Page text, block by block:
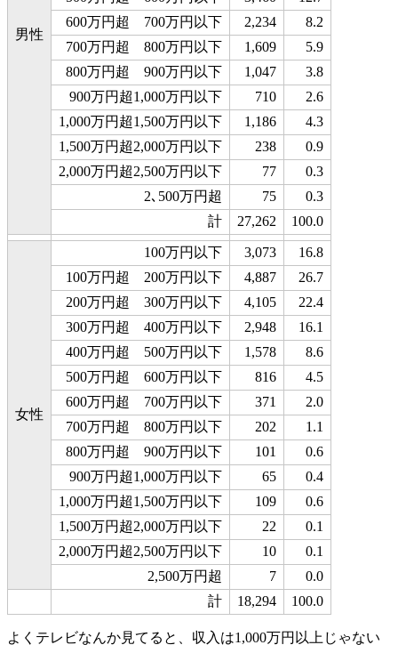
男性
600万円超 700万円以下
2,234
8.2
700万円超 800万円以下
1,609
5.9
800万円超 900万円以下
1,047
3.8
900万円超1,000万円以下
710
2.6
1,000万円超1,500万円以下
1,186
4.3
1,500万円超2,000万円以下
238
0.9
2,000万円超2,500万円以下
77
0.3
2､500万円超
75
0.3
計
27,262 100.0
女性
100万円以下 3,073
16.8
100万円超 200万円以下
4,887
26.7
200万円超 300万円以下
4,105
22.4
300万円超 400万円以下
2,948
16.1
400万円超 500万円以下
1,578
8.6
500万円超 600万円以下
816
4.5
600万円超 700万円以下
371
2.0
700万円超 800万円以下
202
1.1
800万円超 900万円以下
101
0.6
900万円超1,000万円以下
65
0.4
1,000万円超1,500万円以下
109
0.6
1,500万円超2,000万円以下
22
0.1
2,000万円超2,500万円以下
10
0.1
2,500万円超
7
0.0
計
18,294 100.0
よくテレビなんか見てると、収入は1,000万円以上じゃない